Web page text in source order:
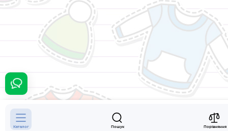
Каталог Пошук Порівняння
235 грн.